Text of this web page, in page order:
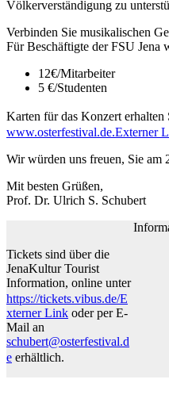
Völkerverständigung zu
Verbinden Sie musikalischen
Für Beschäftigte der FSU Jena
12€/Mitarbeiter
5 €/Studenten
Karten für das Konzert
www.osterfestival.de.Externer
Wir würden uns freuen, Sie am
Mit besten Grüßen,
Prof. Dr. Ulrich S. Schubert
Tickets sind über die
JenaKultur Tourist
Information, online unter
https://tickets.vibus.de/E
xterner Link oder per E-
Mail an
schubert@osterfestival.d
e erhältlich.